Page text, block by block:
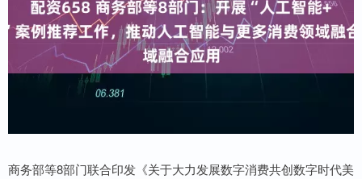
商务部等8部门联合印发《关于大力发展数字消费共创数字时代美